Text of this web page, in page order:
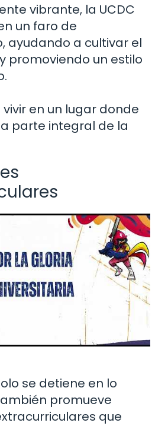
vibrante, la UCDC
un faro de
ayudando a cultivar el
promoviendo un estilo
en un lugar donde
parte integral de la
se detiene en lo
promueve
que